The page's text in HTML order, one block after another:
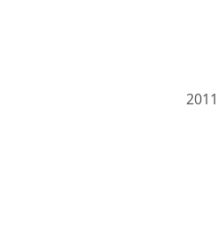
2011